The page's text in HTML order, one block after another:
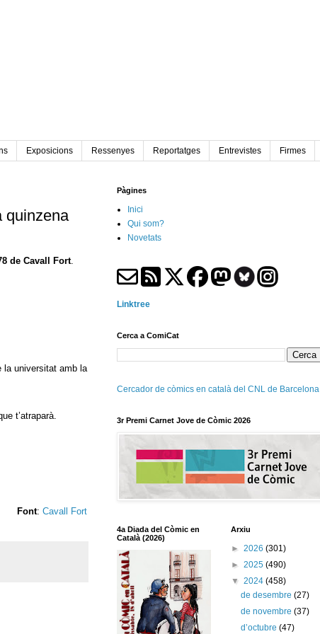
Exposicions Ressenyes Reportatges Entrevistes Firmes
quinzena
de Cavall Fort.
la universitat amb la
t’atraparà.
Font: Cavall Fort
Pàgines
Inici
Qui som?
Novetats
Linktree
Cerca a ComiCat
Cercador de còmics en català del CNL de Barcelona
3r Premi Carnet Jove de Còmic 2026
4a Diada del Còmic en
Català (2026)
Arxiu
► 2026 (301)
► 2025 (490)
▼ 2024 (458)
de desembre(27)
de novembre(37)
d’octubre(47)